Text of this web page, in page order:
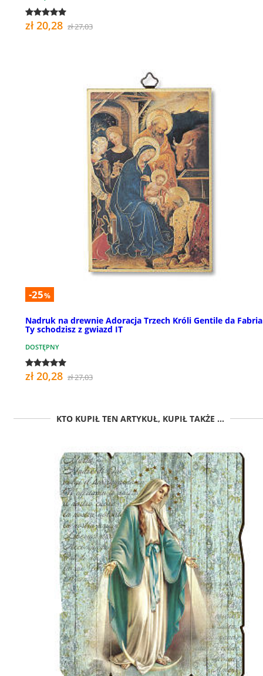
zł 20,28 zł 27,03
-25%
Nadruk na drewnie Adoracja Trzech Króli Gentile da
Ty schodzisz z gwiazd IT
DOSTĘPNY
zł 20,28 zł 27,03
KTO KUPIŁ TEN ARTYKUŁ, KUPIŁ TAKŻE ...